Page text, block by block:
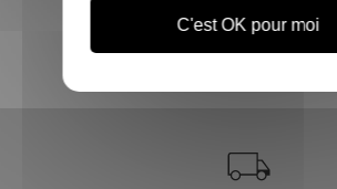
C'est OK pour moi